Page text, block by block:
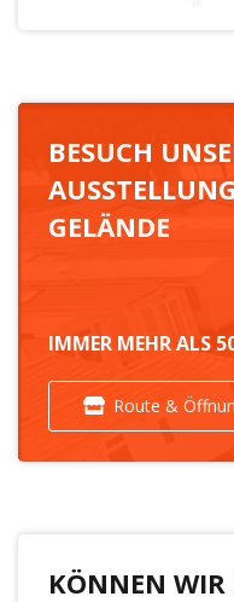
BESUCH
GELÄNDE
IMMER MEHR ALS
Route &
KÖNNEN WIR